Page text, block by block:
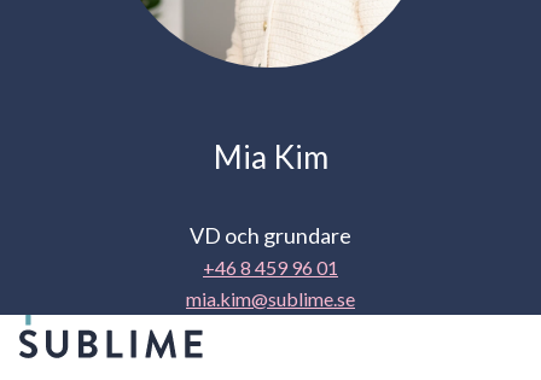
Mia Kim
VD och grundare
+46 8 459 96 01
mia.kim@sublime.se